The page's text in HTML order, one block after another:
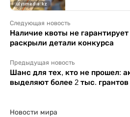
Следующая новость
Наличие квоты не
раскрыли детали конкурса
Предыдущая новость
Шанс для тех, кто не прошел:
выделяют более 2 тыс.
Новости мира